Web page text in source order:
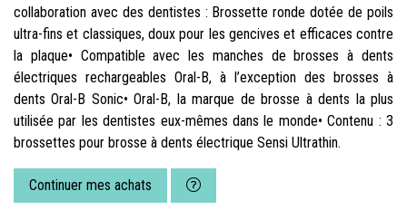
collaboration avec des dentistes : Brossette ronde dotée de poils
ultra-fins et classiques, doux pour les gencives et efficaces contre
la plaque• Compatible avec les manches de brosses à dents
électriques rechargeables Oral-B, à l’exception des brosses à
dents Oral-B Sonic• Oral-B, la marque de brosse à dents la plus
utilisée par les dentistes eux-mêmes dans le monde• Contenu : 3
brossettes pour brosse à dents électrique Sensi Ultrathin.
Continuer mes achats